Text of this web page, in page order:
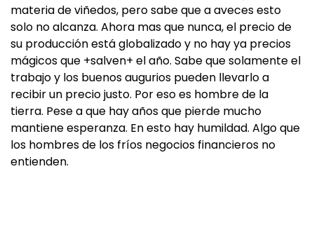
materia de viñedos, pero sabe que a aveces esto
solo no alcanza. Ahora mas que nunca, el precio de
su producción está globalizado y no hay ya precios
mágicos que +salven+ el año. Sabe que solamente el
trabajo y los buenos augurios pueden llevarlo a
recibir un precio justo. Por eso es hombre de la
tierra. Pese a que hay años que pierde mucho
mantiene esperanza. En esto hay humildad. Algo que
los hombres de los fríos negocios financieros no
entienden.